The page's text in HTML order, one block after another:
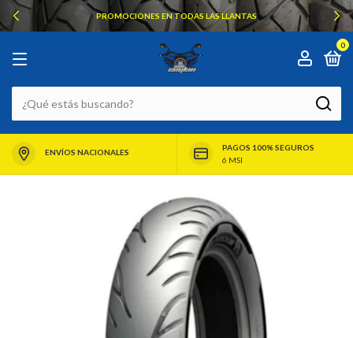
PROMOCIONES EN TODAS LAS LLANTAS
0
ENVÍOS NACIONALES
PAGOS 100% SEGUROS
6 MSI